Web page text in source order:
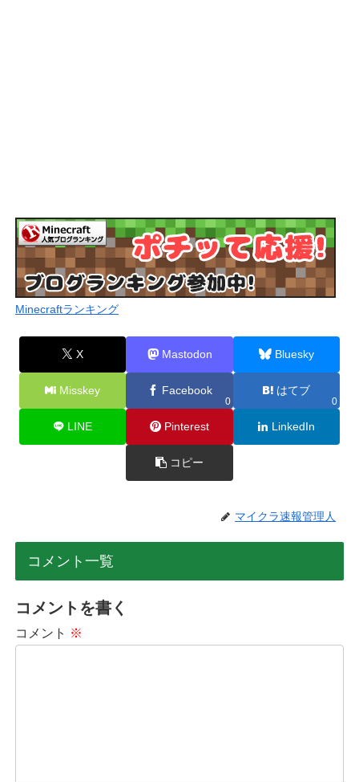
Minecraftランキング
X Mastodon Bluesky
Misskey Facebook
0
はてブ
0
LINE Pinterest LinkedIn
コピー
マイクラ速報管理人
コメント一覧
コメントを書く
コメント ※